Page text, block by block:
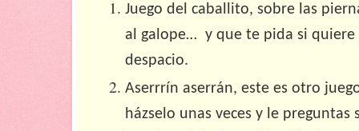
Juego del caballito, sobre las
al galope… y que te pida si quiere
despacio.
Aserrrín aserrán, este es otro
házselo unas veces y le